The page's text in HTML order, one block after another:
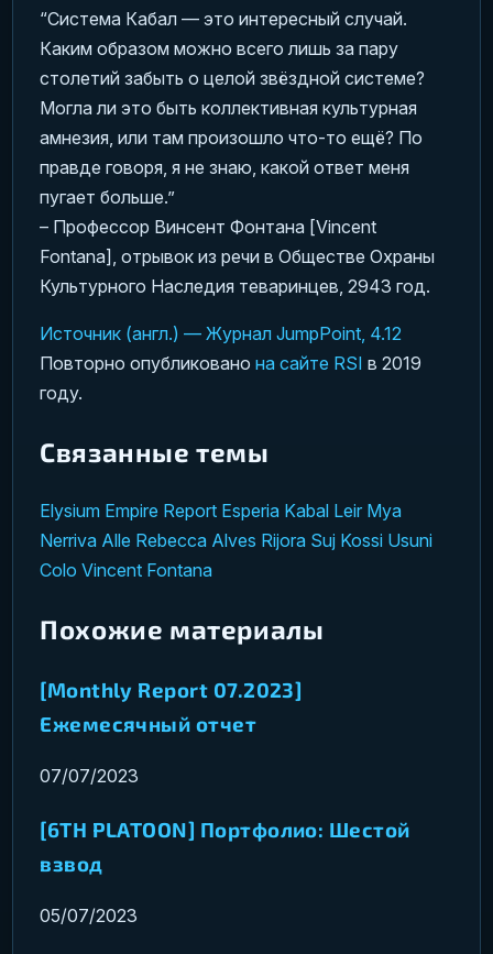
“Система Кабал — это интересный случай.
Каким образом можно всего лишь за пару
столетий забыть о целой звёздной системе?
Могла ли это быть коллективная культурная
амнезия, или там произошло что-то ещё? По
правде говоря, я не знаю, какой ответ меня
пугает больше.”
– Профессор Винсент Фонтана [Vincent
Fontana], отрывок из речи в Обществе Охраны
Культурного Наследия теваринцев, 2943 год.
Источник (англ.) — Журнал JumpPoint, 4.12
Повторно опубликованона сайте RSI в 2019
году.
Связанные темы
Elysium Empire Report Esperia Kabal Leir Mya
Nerriva Alle Rebecca Alves Rijora Suj Kossi Usuni
Colo Vincent Fontana
Похожие материалы
[Monthly Report 07.2023]
Ежемесячный отчет
07/07/2023
[6TH PLATOON] Портфолио: Шестой
взвод
05/07/2023